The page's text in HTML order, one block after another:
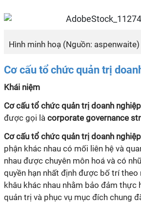
Hình minh hoạ (Nguồn: aspenwaite)
Cơ cấu tổ chức quản trị
Khái niệm
Cơ cấu tổ chức quản trị doanh nghiệp
được gọi là corporate governance
Cơ cấu tổ chức quản trị doanh nghiệp
phận khác nhau có mối liên hệ và
nhau được chuyên môn hoá và có
quyền hạn nhất định được bố trí theo
khâu khác nhau nhằm bảo đảm thực
quản trị và phục vụ mục đích chung